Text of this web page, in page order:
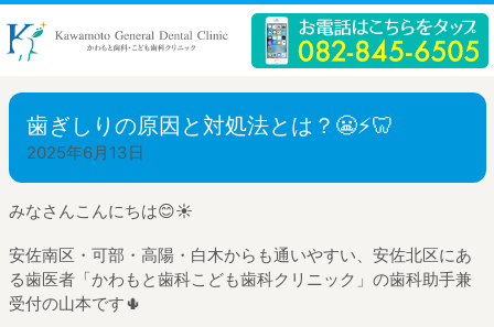
歯ぎしりの原因と対処法とは？😬⚡️🦷
2025年6月13日
みなさんこんにちは😊☀️
安佐南区・可部・高陽・白木からも通いやすい、安佐北区にあ
る歯医者「かわもと歯科こども歯科クリニック」の歯科助手兼
受付の山本です🌵